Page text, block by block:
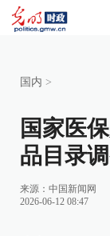
国内 >
国家医
品目录
来源： 中国新闻网
2026-06-12 08:47